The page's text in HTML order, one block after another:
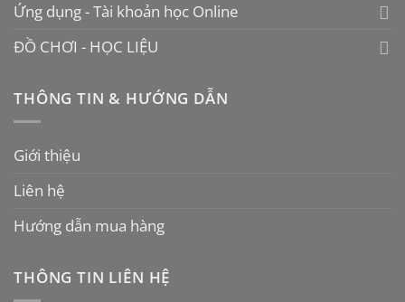
Ứng dụng - Tài khoản học Online
ĐỒ CHƠI - HỌC LIỆU
THÔNG TIN & HƯỚNG DẪN
Giới thiệu
Liên hệ
Hướng dẫn mua hàng
THÔNG TIN LIÊN HỆ